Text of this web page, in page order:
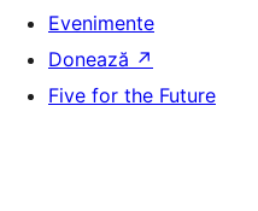
Evenimente
Donează ↗
Five for the Future